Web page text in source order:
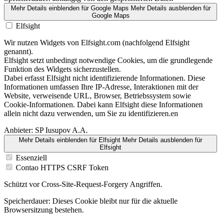
Mehr Details einblendenfür Google Maps Mehr Details ausblendenfür
Google Maps
Elfsight
Wir nutzen Widgets von Elfsight.com (nachfolgend Elfsight
genannt).
Elfsight setzt unbedingt notwendige Cookies, um die grundlegende
Funktion des Widgets sicherzustellen.
Dabei erfasst Elfsight nicht identifizierende Informationen. Diese
Informationen umfassen Ihre IP-Adresse, Interaktionen mit der
Website, verweisende URL, Browser, Betriebssystem sowie
Cookie-Informationen. Dabei kann Elfsight diese Informationen
allein nicht dazu verwenden, um Sie zu identifizieren.en
Anbieter: SP Iusupov A.A.
Mehr Details einblenden für Elfsight Mehr Details ausblenden für
Elfsight
Essenziell
Contao HTTPS CSRF Token
Schützt vor Cross-Site-Request-Forgery Angriffen.
Speicherdauer: Dieses Cookie bleibt nur für die aktuelle
Browsersitzung bestehen.